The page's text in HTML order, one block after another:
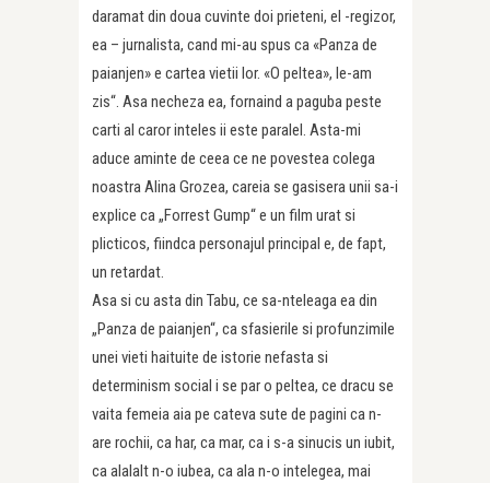
daramat din doua cuvinte doi prieteni, el -regizor,
ea – jurnalista, cand mi-au spus ca «Panza de
paianjen» e cartea vietii lor. «O peltea», le-am
zis“. Asa necheza ea, fornaind a paguba peste
carti al caror inteles ii este paralel. Asta-mi
aduce aminte de ceea ce ne povestea colega
noastra Alina Grozea, careia se gasisera unii sa-i
explice ca „Forrest Gump“ e un film urat si
plicticos, fiindca personajul principal e, de fapt,
un retardat.
Asa si cu asta din Tabu, ce sa-nteleaga ea din
„Panza de paianjen“, ca sfasierile si profunzimile
unei vieti haituite de istorie nefasta si
determinism social i se par o peltea, ce dracu se
vaita femeia aia pe cateva sute de pagini ca n-
are rochii, ca har, ca mar, ca i s-a sinucis un iubit,
ca alalalt n-o iubea, ca ala n-o intelegea, mai